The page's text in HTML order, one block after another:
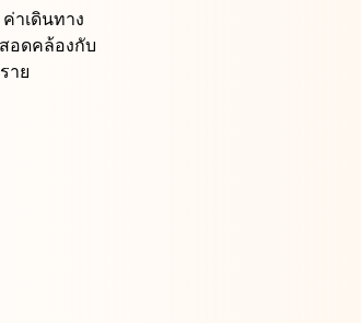
าเดินทาง
อดคล้องกับ
าย